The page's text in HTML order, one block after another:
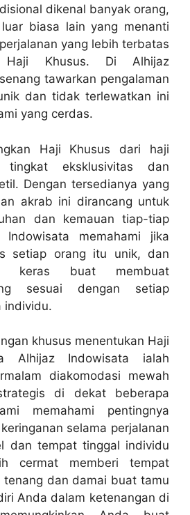
dikenal banyak orang,
biasa lain yang menanti
yang lebih terbatas
Haji Khusus. Di Alhijaz
tawarkan pengalaman
dan tidak terlewatkan ini
yang cerdas.
Haji Khusus dari haji
tingkat eksklusivitas dan
Dengan tersedianya yang
akrab ini dirancang untuk
dan kemauan tiap-tiap
Indowisata memahami jika
setiap orang itu unik, dan
keras buat membuat
sesuai dengan setiap
individu.
khusus menentukan Haji
Alhijaz Indowisata ialah
diakomodasi mewah
di dekat beberapa
memahami pentingnya
selama perjalanan
dan tempat tinggal individu
cermat memberi tempat
tenang dan damai buat tamu
Anda dalam ketenangan di